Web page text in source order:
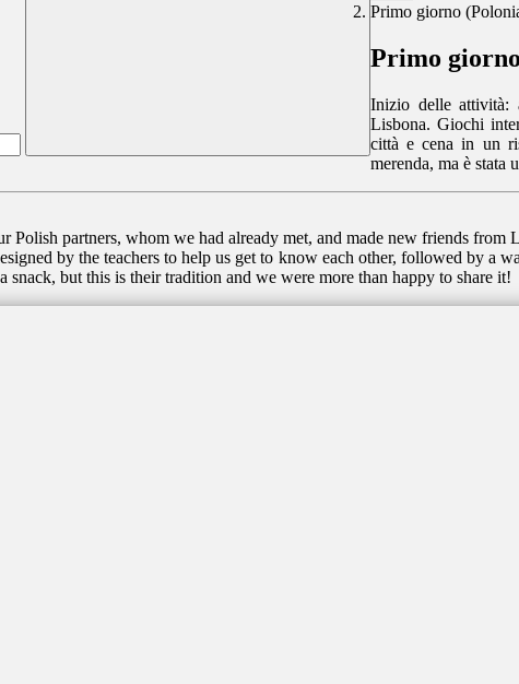
Primo giorno
Primo
Inizio delle attività:
Lisbona. Giochi
città e cena in un
merenda, ma è stata
partners, whom we had already met, and made new friends
by the teachers to help us get to know each other, followed by a
but this is their tradition and we were more than happy to share it!